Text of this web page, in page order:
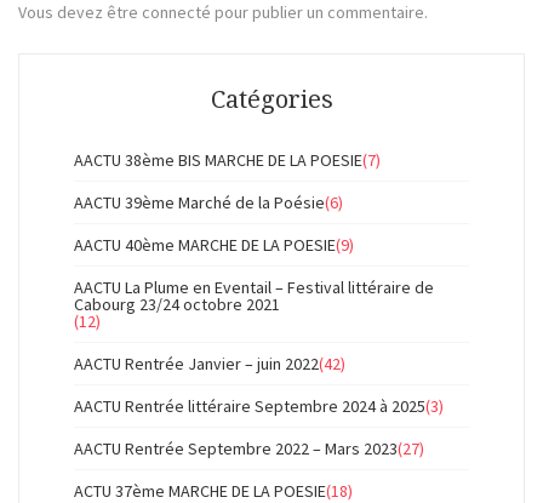
Vous devez être connecté pour publier un commentaire.
Catégories
AACTU 38ème BIS MARCHE DE LA POESIE(7)
AACTU 39ème Marché de la Poésie(6)
AACTU 40ème MARCHE DE LA POESIE(9)
AACTU La Plume en Eventail – Festival littéraire de
Cabourg 23/24 octobre 2021
(12)
AACTU Rentrée Janvier – juin 2022(42)
AACTU Rentrée littéraire Septembre 2024 à 2025(3)
AACTU Rentrée Septembre 2022 – Mars 2023(27)
ACTU 37ème MARCHE DE LA POESIE(18)